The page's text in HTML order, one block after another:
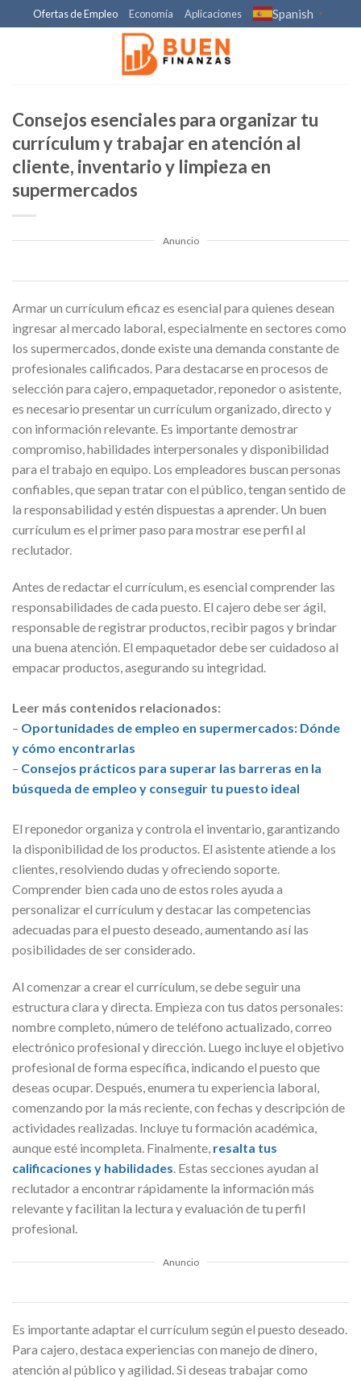
to
Ofertas de Empleo Economía Aplicaciones Spanish ▼
Consejos esenciales para organizar tu
currículum y trabajar en atención al
cliente, inventario y limpieza en
supermercados
Anuncio
Armar un currículum eficaz es esencial para quienes desean
ingresar al mercado laboral, especialmente en sectores como
los supermercados, donde existe una demanda constante de
profesionales calificados. Para destacarse en procesos de
selección para cajero, empaquetador, reponedor o asistente,
es necesario presentar un currículum organizado, directo y
con información relevante. Es importante demostrar
compromiso, habilidades interpersonales y disponibilidad
para el trabajo en equipo. Los empleadores buscan personas
confiables, que sepan tratar con el público, tengan sentido de
la responsabilidad y estén dispuestas a aprender. Un buen
currículum es el primer paso para mostrar ese perfil al
reclutador.
Antes de redactar el currículum, es esencial comprender las
responsabilidades de cada puesto. El cajero debe ser ágil,
responsable de registrar productos, recibir pagos y brindar
una buena atención. El empaquetador debe ser cuidadoso al
empacar productos, asegurando su integridad.
Leer más contenidos relacionados:
– Oportunidades de empleo en supermercados: Dónde
y cómo encontrarlas
– Consejos prácticos para superar las barreras en la
búsqueda de empleo y conseguir tu puesto ideal
El reponedor organiza y controla el inventario, garantizando
la disponibilidad de los productos. El asistente atiende a los
clientes, resolviendo dudas y ofreciendo soporte.
Comprender bien cada uno de estos roles ayuda a
personalizar el currículum y destacar las competencias
adecuadas para el puesto deseado, aumentando así las
posibilidades de ser considerado.
Al comenzar a crear el currículum, se debe seguir una
estructura clara y directa. Empieza con tus datos personales:
nombre completo, número de teléfono actualizado, correo
electrónico profesional y dirección. Luego incluye el objetivo
profesional de forma específica, indicando el puesto que
deseas ocupar. Después, enumera tu experiencia laboral,
comenzando por la más reciente, con fechas y descripción de
actividades realizadas. Incluye tu formación académica,
aunque esté incompleta. Finalmente, resalta tus
calificaciones y habilidades . Estas secciones ayudan al
reclutador a encontrar rápidamente la información más
relevante y facilitan la lectura y evaluación de tu perfil
profesional.
Anuncio
Es importante adaptar el currículum según el puesto deseado.
Para cajero, destaca experiencias con manejo de dinero,
atención al público y agilidad. Si deseas trabajar como